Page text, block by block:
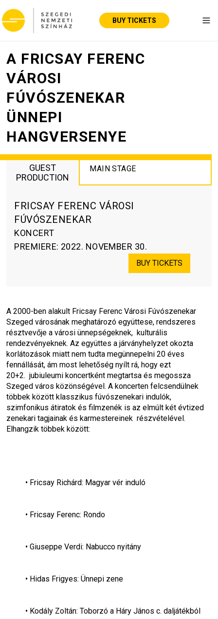
BUY TICKETS
A FRICSAY FERENC
VÁROSI
FÚVÓSZENEKAR
ÜNNEPI
HANGVERSENYE
GUEST
PRODUCTION
MAIN STAGE
FRICSAY FERENC VÁROSI
FÚVÓSZENEKAR
KONCERT
PREMIERE: 2022. NOVEMBER 30.
BUY TICKETS
A 2000-ben alakult Fricsay Ferenc Városi Fúvószenekar
Szeged városának meghatározó együttese, rendszeres
résztvevője a városi ünnepségeknek,  kulturális
rendezvényeknek. Az együttes a járványhelyzet okozta
korlátozások miatt nem tudta megünnepelni 20 éves
fennállását, ám most lehetőség nyílt rá, hogy ezt
20+2.  jubiuleumi koncertként megtartsa és megossza
Szeged város közönségével. A koncerten felcsendülnek
többek között klasszikus fúvószenekari indulók,
szimfonikus átiratok és filmzenék is az elmúlt két évtized
zenekari tagjainak és karmestereinek  részvételével.
Elhangzik többek között:
Fricsay Richárd: Magyar vér induló
Fricsay Ferenc: Rondo
Giuseppe Verdi: Nabucco nyitány
Hidas Frigyes: Ünnepi zene
Kodály Zoltán: Toborzó a Háry János c. daljátékból